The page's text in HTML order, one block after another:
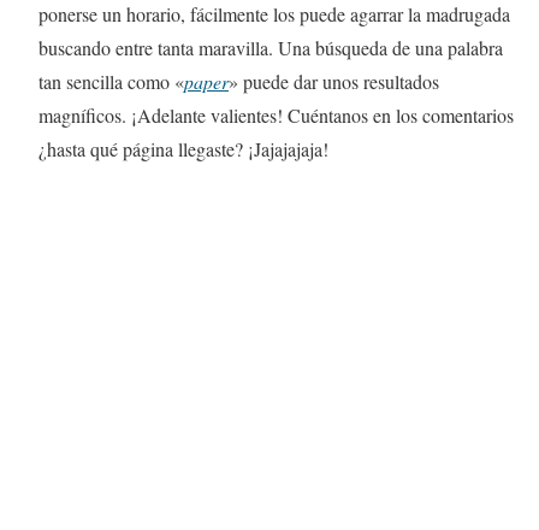
ponerse un horario, fácilmente los puede agarrar la madrugada
buscando entre tanta maravilla. Una búsqueda de una palabra
tan sencilla como «paper» puede dar unos resultados
magníficos. ¡Adelante valientes! Cuéntanos en los comentarios
¿hasta qué página llegaste? ¡Jajajajaja!